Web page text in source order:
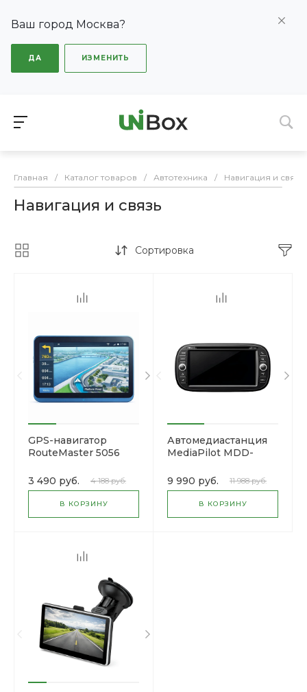
Ваш город Москва?
ДА ИЗМЕНИТЬ
Главная / Каталог товаров / Автотехника / Навигация и связь
Навигация и связь
Сортировка
GPS-навигатор
RouteMaster 5056
3 490 руб. 4 188 руб.
В КОРЗИНУ
Автомедиастанция
MediaPilot MDD-
9 990 руб.
11 988 руб.
В КОРЗИНУ